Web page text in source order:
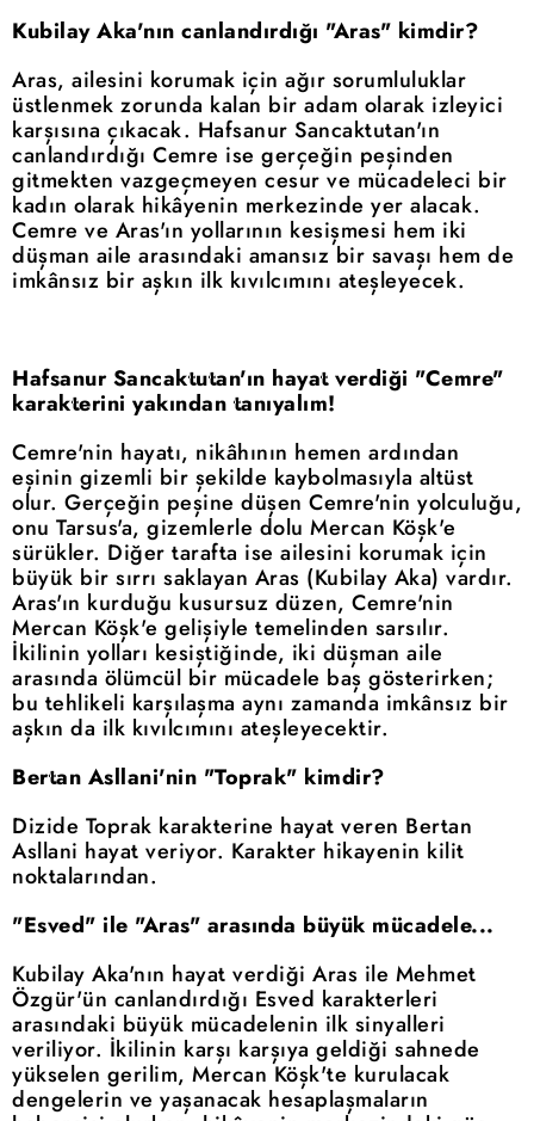
Kubilay Aka'nın canlandırdığı "Aras" kimdir?
Aras, ailesini korumak için ağır sorumluluklar
üstlenmek zorunda kalan bir adam olarak izleyici
karşısına çıkacak. Hafsanur Sancaktutan'ın
canlandırdığı Cemre ise gerçeğin peşinden
gitmekten vazgeçmeyen cesur ve mücadeleci bir
kadın olarak hikâyenin merkezinde yer alacak.
Cemre ve Aras'ın yollarının kesişmesi hem iki
düşman aile arasındaki amansız bir savaşı hem de
imkânsız bir aşkın ilk kıvılcımını ateşleyecek.
Hafsanur Sancaktutan'ın hayat verdiği "Cemre"
karakterini yakından tanıyalım!
Cemre'nin hayatı, nikâhının hemen ardından
eşinin gizemli bir şekilde kaybolmasıyla altüst
olur. Gerçeğin peşine düşen Cemre'nin yolculuğu,
onu Tarsus'a, gizemlerle dolu Mercan Köşk'e
sürükler. Diğer tarafta ise ailesini korumak için
büyük bir sırrı saklayan Aras (Kubilay Aka) vardır.
Aras'ın kurduğu kusursuz düzen, Cemre'nin
Mercan Köşk'e gelişiyle temelinden sarsılır.
İkilinin yolları kesiştiğinde, iki düşman aile
arasında ölümcül bir mücadele baş gösterirken;
bu tehlikeli karşılaşma aynı zamanda imkânsız bir
aşkın da ilk kıvılcımını ateşleyecektir.
Bertan Asllani'nin "Toprak" kimdir?
Dizide Toprak karakterine hayat veren Bertan
Asllani hayat veriyor. Karakter hikayenin kilit
noktalarından.
"Esved" ile "Aras" arasında büyük mücadele...
Kubilay Aka'nın hayat verdiği Aras ile Mehmet
Özgür'ün canlandırdığı Esved karakterleri
arasındaki büyük mücadelenin ilk sinyalleri
veriliyor. İkilinin karşı karşıya geldiği sahnede
yükselen gerilim, Mercan Köşk'te kurulacak
dengelerin ve yaşanacak hesaplaşmaların